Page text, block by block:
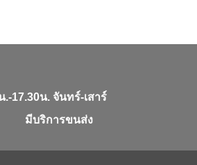
.-17.30น. จันทร์-เสาร์
มีบริการขนส่ง